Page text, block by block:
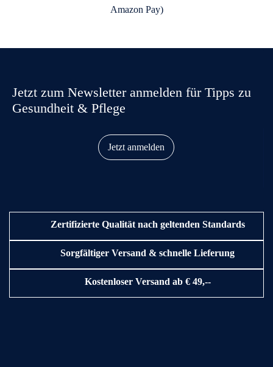
Jetzt zum Newsletter anmelden für Tipps zu
Gesundheit & Pflege
Jetzt anmelden
Zertifizierte Qualität nach geltenden Standards
Sorgfältiger Versand & schnelle Lieferung
Kostenloser Versand ab € 49,--